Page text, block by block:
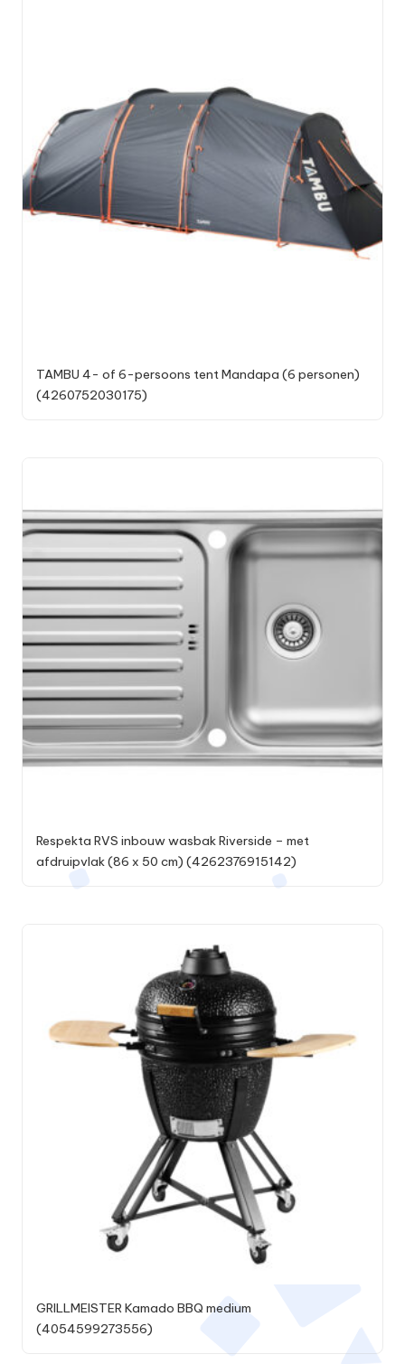
TAMBU 4- of 6-persoons tent Mandapa (6 personen)
(4260752030175)
Respekta RVS inbouw wasbak Riverside – met
afdruipvlak (86 x 50 cm) (4262376915142)
GRILLMEISTER Kamado BBQ medium
(4054599273556)